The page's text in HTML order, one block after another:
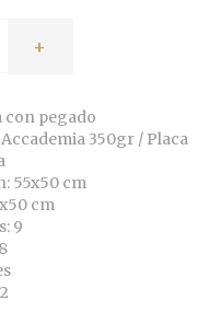
+
pegado
350gr / Placa
55x50 cm
cm
9